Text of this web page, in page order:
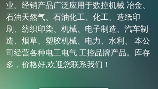
业。经销产品广泛应用于数控机械 冶金、
石油天然气、石油化工、化工、造纸印
刷、纺织印染、机械、电子制造、汽车制
造、烟草、塑胶机械、电力、水利、 本公
司经营各种电工电气 工控品牌产品。库存
多，价格好,欢迎您联系我们！